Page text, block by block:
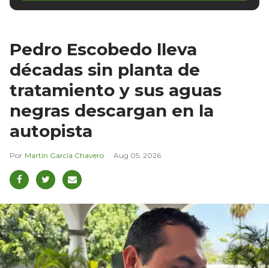
Pedro Escobedo lleva
décadas sin planta de
tratamiento y sus aguas
negras descargan en la
autopista
Martín García Chavero Aug 05, 2026